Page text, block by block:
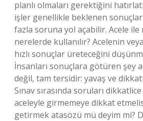
planlı olmaları gerektiğini
işler genellikle beklenen
fazla soruna yol açabilir. Acele ile
nerelerde kullanılır? Acelenin veya
hızlı sonuçlar üreteceğini
İnsanları sonuçlara götüren şey
değil, tam tersidir: yavaş ve
Sınav sırasında soruları
aceleyle girmemeye dikkat
getirmek atasözü mü deyim mi?